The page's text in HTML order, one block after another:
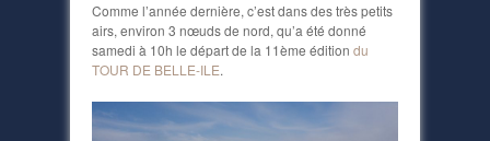
Comme l’année dernière, c’est dans des très petits
airs, environ 3 nœuds de nord, qu’a été donné
samedi à 10h le départ de la 11ème édition du
TOUR DE BELLE-ILE.